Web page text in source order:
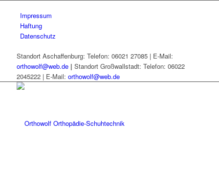
Impressum
Haftung
Datenschutz
Standort Aschaffenburg: Telefon: 06021 27085 | E-Mail:
orthowolf@web.de | Standort Großwallstadt: Telefon: 06022
2045222 | E-Mail: orthowolf@web.de